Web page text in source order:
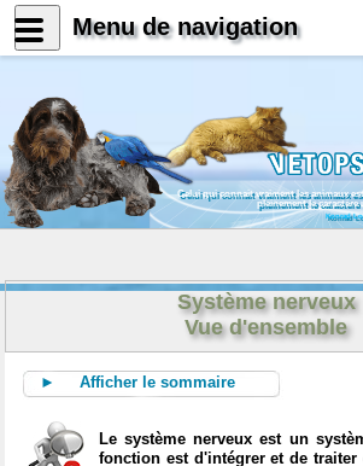
Celui qui connait vraiment les animaux
pleinement le caractère
Konrad
Système nerveux
Vue d'ensemble
► Afficher le sommaire
Le système nerveux est un
fonction est d'intégrer et de traiter
Menu de navigation